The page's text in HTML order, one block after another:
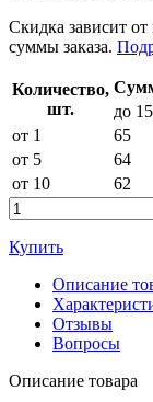
Скидка зависит
суммы заказа.
Количество,
шт.
до
от 1
65
от 5
64
от 10
62
Купить
Описание
Отзывы
Вопросы
Описание товара